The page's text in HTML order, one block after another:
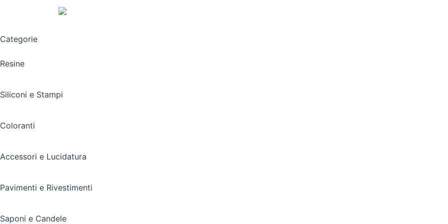
Categorie
Resine
Siliconi e Stampi
Coloranti
Accessori e Lucidatura
Pavimenti e Rivestimenti
Saponi e Candele